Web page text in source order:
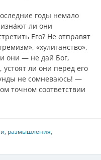
годы немало
ли они
Его? Не отправят
«хулиганство»,
они — не дай Бог,
ли они перед его
не сомневаюсь! —
точном соответствии
, размышления,